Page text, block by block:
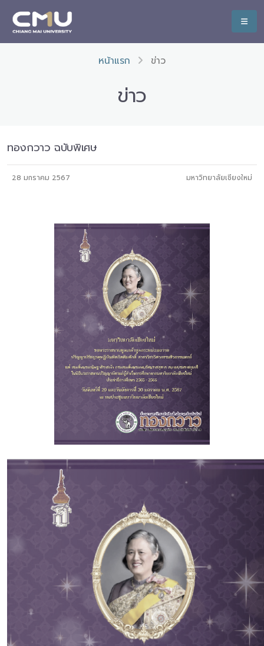
หน้าแรก ข่าว
ข่าว
ทองกวาว ฉบับพิเศษ
28 มกราคม 2567 มหาวิทยาลัยเชียงใหม่